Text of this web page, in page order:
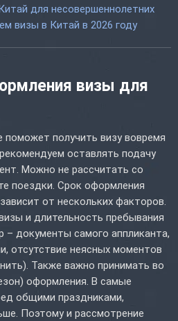
для несовершеннолетних
визы в Китай в 2026 году
визы для
поможет получить визу вовремя
оставлять подачу
Можно не рассчитать со
поездки. Срок оформления
от нескольких факторов.
и длительность пребывания
документы самого аппликанта,
отсутствие неясных моментов
Также важно принимать во
оформления. В самые
общими праздниками,
Поэтому и рассмотрение